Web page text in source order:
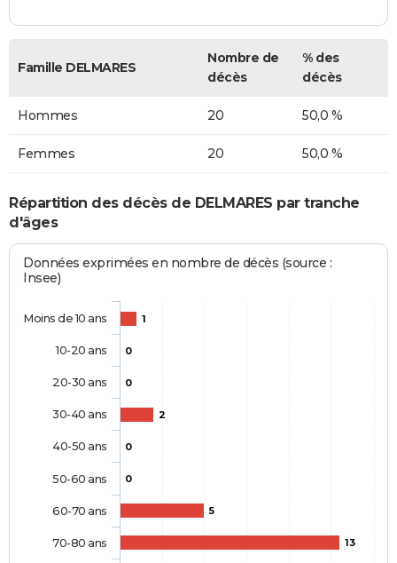
Famille DELMARES
Nombre de
décès
% des
décès
Hommes 20 50,0 %
Femmes 20 50,0 %
Répartition des décès de DELMARES par tranche
d'âges
Données exprimées en nombre de décès (source :
Insee)
1
0
0
2
0
0
5
13
Moins de 10 ans
10-20 ans
20-30 ans
30-40 ans
40-50 ans
50-60 ans
60-70 ans
70-80 ans